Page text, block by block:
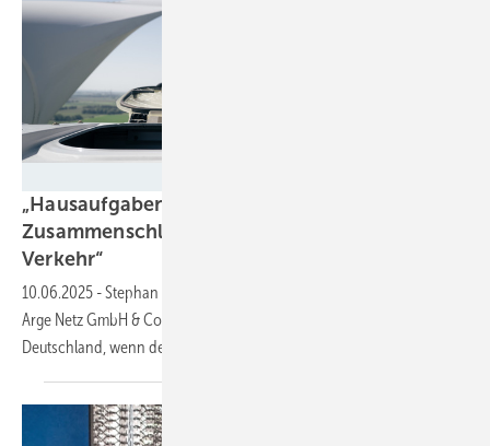
„Hausaufgaben machen für den
Zusammenschluss der Sektoren Wärme, Strom,
Verkehr“
10.06.2025 -Stephan Frense, Vorsitzender der Geschäftsführung der
Arge Netz GmbH & Co KG, spricht im Interview über die Chancen für
Deutschland, wenn der Energiewendekurs jetzt fortgesetzt